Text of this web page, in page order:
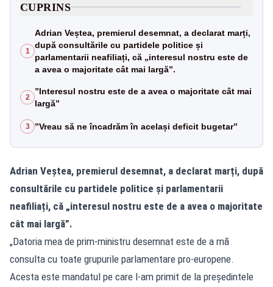
CUPRINS
1
Adrian Veștea, premierul desemnat, a declarat marți,
după consultările cu partidele politice și
parlamentarii neafiliați, că „interesul nostru este de
a avea o majoritate cât mai largă”.
2
”Interesul nostru este de a avea o majoritate cât mai
largă”
3 ”Vreau să ne încadrăm în același deficit bugetar”
Adrian Veștea, premierul desemnat, a declarat marți, după
consultările cu partidele politice și parlamentarii
neafiliați, că „interesul nostru este de a avea o majoritate
cât mai largă”.
„Datoria mea de prim-ministru desemnat este de a mă
consulta cu toate grupurile parlamentare pro-europene.
Acesta este mandatul pe care l-am primit de la președintele